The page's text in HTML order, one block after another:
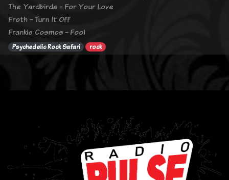
The Yardbirds - For Your Love
Froth - Turn It Off
Frankie Cosmos - Fool
Psychedelic Rock Safari rock